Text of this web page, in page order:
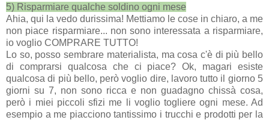
5) Risparmiare qualche soldino ogni mese
Ahia, qui la vedo durissima! Mettiamo le cose in chiaro, a me
non piace risparmiare... non sono interessata a risparmiare,
io voglio COMPRARE TUTTO!
Lo so, posso sembrare materialista, ma cosa c'è di più bello
di comprarsi qualcosa che ci piace? Ok, magari esiste
qualcosa di più bello, però voglio dire, lavoro tutto il giorno 5
giorni su 7, non sono ricca e non guadagno chissà cosa,
però i miei piccoli sfizi me li voglio togliere ogni mese. Ad
esempio a me piacciono tantissimo i trucchi e prodotti per la